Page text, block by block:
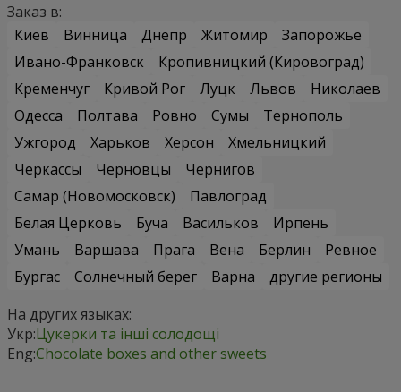
Заказ в:
Киев
Винница Днепр Житомир
Запорожье
Ивано-Франковск
Кропивницкий (Кировоград)
Кременчуг
Кривой Рог Луцк Львов
Николаев
Одесса
Полтава Ровно Сумы
Тернополь
Ужгород
Харьков Херсон
Хмельницкий
Черкассы
Черновцы
Чернигов
Самар (Новомосковск)
Павлоград
Белая Церковь
Буча Васильков
Ирпень
Умань
Варшава Прага Вена Берлин
Ревное
Бургас
Солнечный берег Варна
другие регионы
На других языках:
Укр:Цукерки та інші солодощі
Eng:Chocolate boxes and other sweets